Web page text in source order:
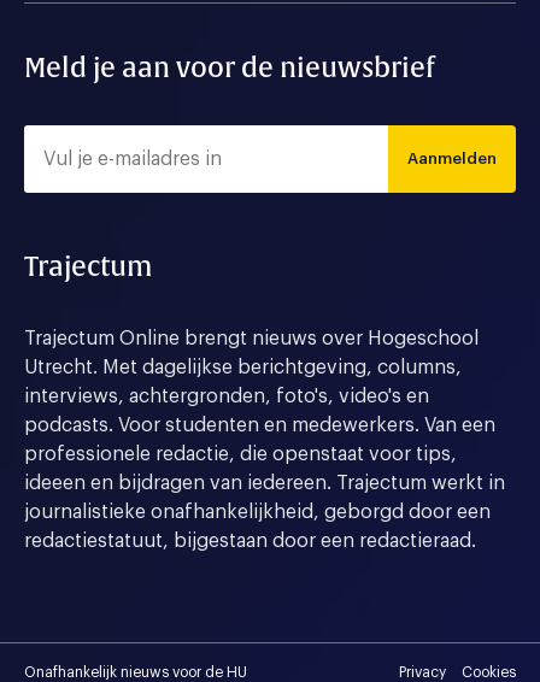
Meld je aan voor de nieuwsbrief
Aanmelden
Trajectum
Trajectum Online brengt nieuws over Hogeschool
Utrecht. Met dagelijkse berichtgeving, columns,
interviews, achtergronden, foto's, video's en
podcasts. Voor studenten en medewerkers. Van een
professionele redactie, die openstaat voor tips,
ideeen en bijdragen van iedereen. Trajectum werkt in
journalistieke onafhankelijkheid, geborgd door een
redactiestatuut, bijgestaan door een redactieraad.
Onafhankelijk nieuws voor de HU Privacy Cookies